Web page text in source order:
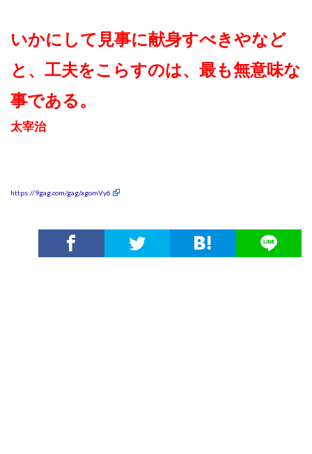
いかにして見事に献身すべきやなど
と、工夫をこらすのは、最も無意味な
事である。
太宰治
https://9gag.com/gag/agomVy6